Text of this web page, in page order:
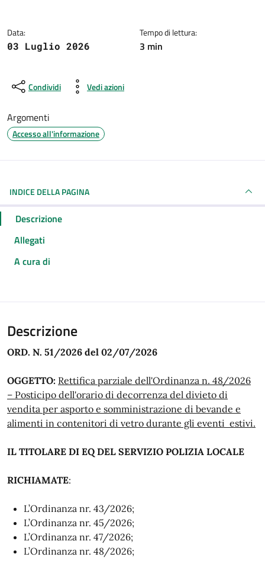
Data:
03 Luglio 2026
Tempo di lettura:
3 min
Condividi Vedi azioni
Argomenti
Accesso all'informazione
INDICE DELLA PAGINA
Descrizione
Allegati
A cura di
Descrizione
ORD. N. 51/2026 del 02/07/2026
OGGETTO: Rettifica parziale dell'Ordinanza n. 48/2026
– Posticipo dell'orario di decorrenza del divieto di
vendita per asporto e somministrazione di bevande e
alimenti in contenitori di vetro durante gli eventi estivi.
IL TITOLARE DI EQ DEL SERVIZIO POLIZIA LOCALE
RICHIAMATE:
L’Ordinanza nr. 43/2026;
L’Ordinanza nr. 45/2026;
L’Ordinanza nr. 47/2026;
L’Ordinanza nr. 48/2026;